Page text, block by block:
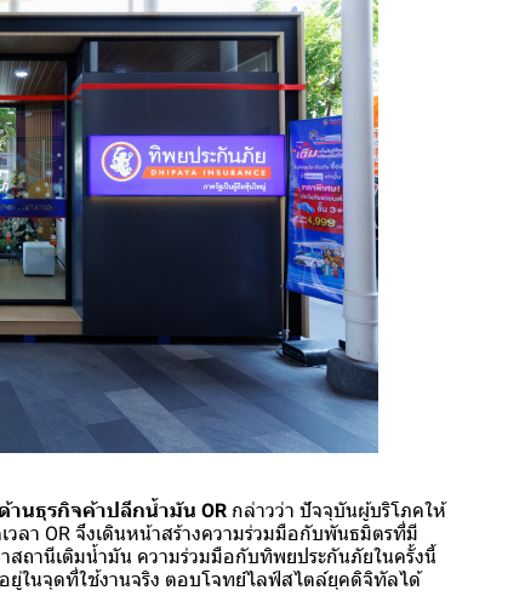
นธุรกิจค้าปลีกน้ำมัน OR กล่าวว่า ปัจจุบันผู้บริโภคให้
ลา OR จึงเดินหน้าสร้างความร่วมมือกับพันธมิตรที่มี
ถานีเติมน้ำมัน ความร่วมมือกับทิพยประกันภัยในครั้งนี้
ยู่ในจุดที่ใช้งานจริง ตอบโจทย์ไลฟ์สไตล์ยุคดิจิทัลได้